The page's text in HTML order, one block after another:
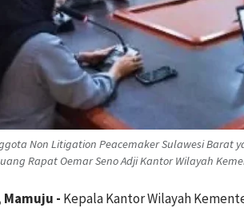
Non Litigation Peacemaker Sulawesi Barat
Rapat Oemar Seno Adji Kantor Wilayah
Mamuju - Kepala Kantor Wilayah